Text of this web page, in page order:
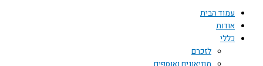
עמוד הבית
אודות
כללי
לזכרם